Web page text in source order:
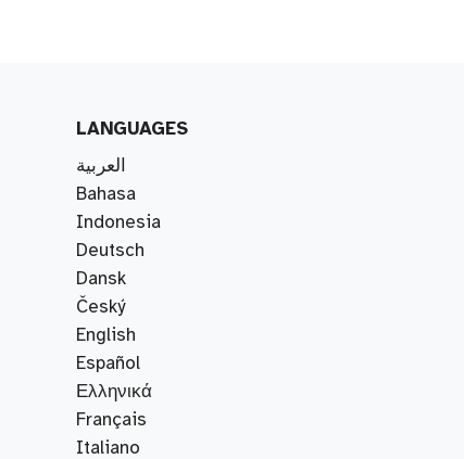
LANGUAGES
العربية
Bahasa
Indonesia
Deutsch
Dansk
Český
English
Español
Ελληνικά
Français
Italiano